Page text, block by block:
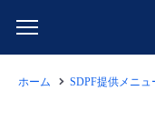
サービス一覧
ホーム SDPF提供メニュ